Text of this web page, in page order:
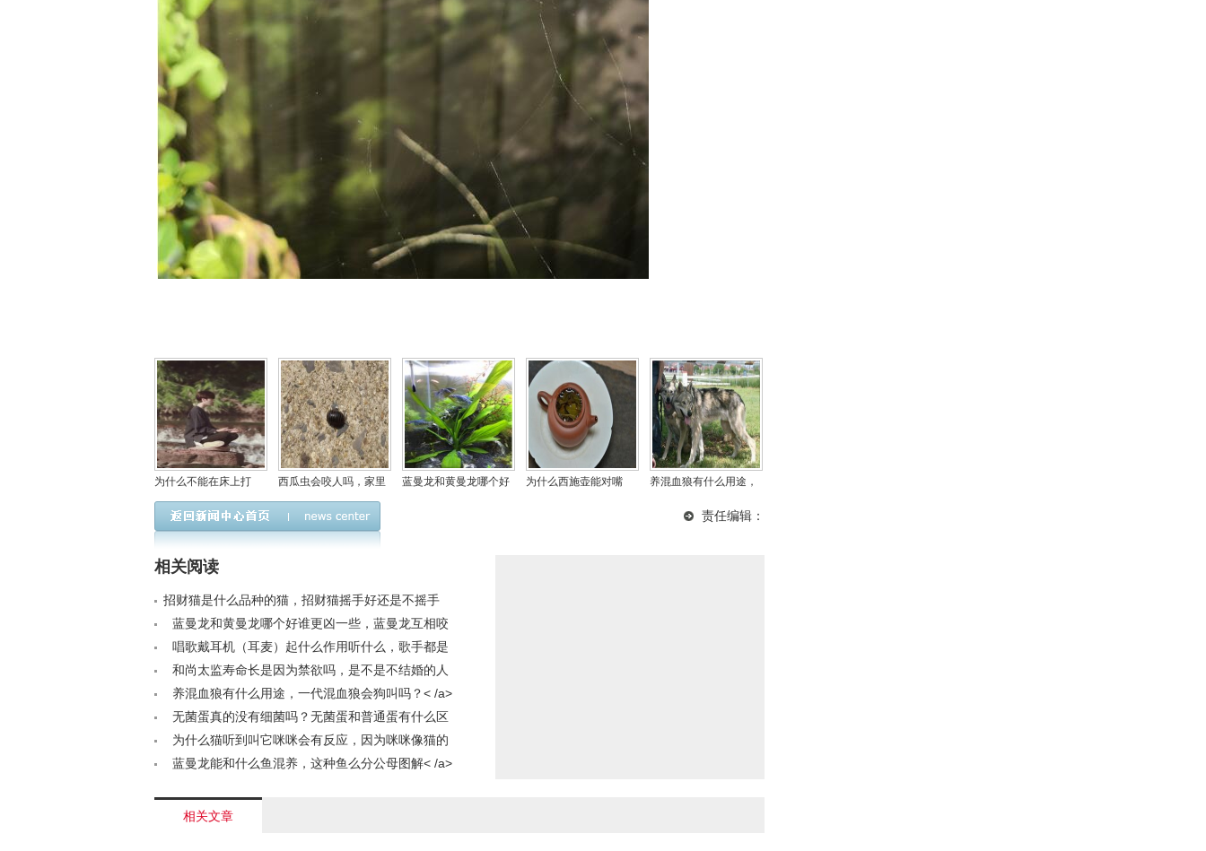
为什么不能在床上打
坐，打坐的最佳时间是
几点？
西瓜虫会咬人吗，家里
的西瓜虫怎么消灭掉？
蓝曼龙和黄曼龙哪个好
为什么西施壶能对嘴
养混血狼有什么用途，
责任编辑：
相关阅读
招财猫是什么品种的猫，招财猫摇手好还是不摇手
好？< /a>
蓝曼龙和黄曼龙哪个好谁更凶一些，蓝曼龙互相咬
是什么原因< /a>
唱歌戴耳机（耳麦）起什么作用听什么，歌手都是
怎样记歌词的？< /a>
和尚太监寿命长是因为禁欲吗，是不是不结婚的人
寿命也长？< /a>
养混血狼有什么用途，一代混血狼会狗叫吗？< /a>
无菌蛋真的没有细菌吗？无菌蛋和普通蛋有什么区
别< /a>为什么猫听到叫它咪咪会有反应，因为咪咪像猫的
叫声喵喵吗？< /a>
蓝曼龙能和什么鱼混养，这种鱼么分公母图解< /a>
相关文章